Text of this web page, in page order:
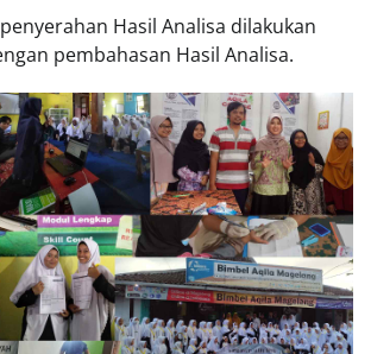
Hasil Analisa dilakukan
pembahasan Hasil Analisa.